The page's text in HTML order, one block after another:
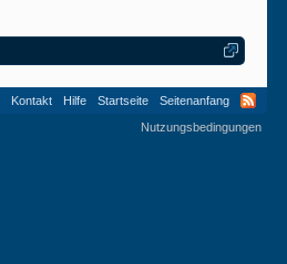
Kontakt Hilfe Startseite
Seitenanfang
Nutzungsbedingungen